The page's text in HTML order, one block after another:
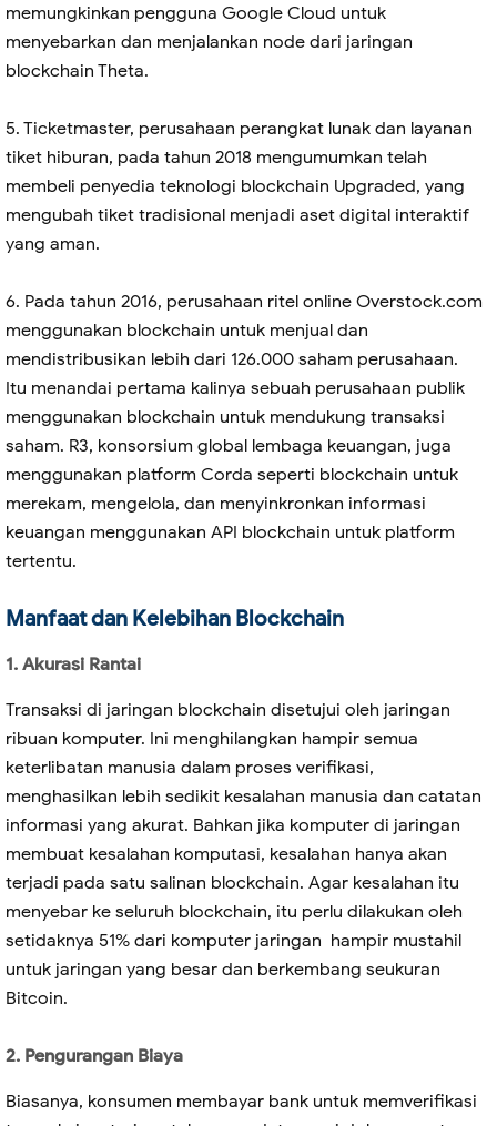
memungkinkan pengguna Google Cloud untuk
menyebarkan dan menjalankan node dari jaringan
blockchain Theta.
5. Ticketmaster, perusahaan perangkat lunak dan layanan
tiket hiburan, pada tahun 2018 mengumumkan telah
membeli penyedia teknologi blockchain Upgraded, yang
mengubah tiket tradisional menjadi aset digital interaktif
yang aman.
6. Pada tahun 2016, perusahaan ritel online Overstock.com
menggunakan blockchain untuk menjual dan
mendistribusikan lebih dari 126.000 saham perusahaan.
Itu menandai pertama kalinya sebuah perusahaan publik
menggunakan blockchain untuk mendukung transaksi
saham. R3, konsorsium global lembaga keuangan, juga
menggunakan platform Corda seperti blockchain untuk
merekam, mengelola, dan menyinkronkan informasi
keuangan menggunakan API blockchain untuk platform
tertentu.
Manfaat dan Kelebihan Blockchain
1. Akurasi Rantai
Transaksi di jaringan blockchain disetujui oleh jaringan
ribuan komputer. Ini menghilangkan hampir semua
keterlibatan manusia dalam proses verifikasi,
menghasilkan lebih sedikit kesalahan manusia dan catatan
informasi yang akurat. Bahkan jika komputer di jaringan
membuat kesalahan komputasi, kesalahan hanya akan
terjadi pada satu salinan blockchain. Agar kesalahan itu
menyebar ke seluruh blockchain, itu perlu dilakukan oleh
setidaknya 51% dari komputer jaringan hampir mustahil
untuk jaringan yang besar dan berkembang seukuran
Bitcoin.
2. Pengurangan Biaya
Biasanya, konsumen membayar bank untuk memverifikasi